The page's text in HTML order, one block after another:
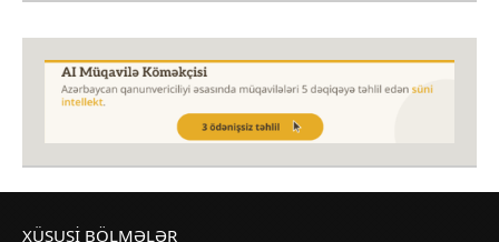
XÜSUSI BÖLMƏLƏR